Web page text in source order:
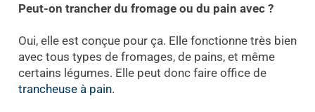
Peut-on trancher du fromage ou du pain avec ?
Oui, elle est conçue pour ça. Elle fonctionne très bien
avec tous types de fromages, de pains, et même
certains légumes. Elle peut donc faire office de
trancheuse à pain.